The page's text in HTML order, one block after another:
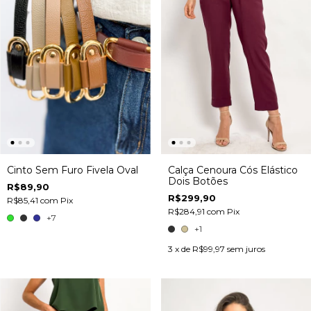
Cinto Sem Furo Fivela Oval
R$89,90
R$85,41 com Pix
+7
Calça Cenoura Cós Elástico
Dois Botões
R$299,90
R$284,91 com Pix
+1
3 x de R$99,97 sem juros